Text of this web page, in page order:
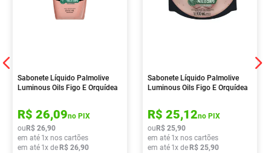
Sabonete Líquido Palmolive
Luminous Oils Figo E Orquídea
R$ 26,09no PIX
ou R$ 26,90
em até 1x nos cartões
em até 1x de R$ 26,90
Sabonete Líquido Palmolive
Luminous Oils Figo E Orquídea
R$ 25,12no PIX
ou R$ 25,90
em até 1x nos cartões
em até 1x de R$ 25,90